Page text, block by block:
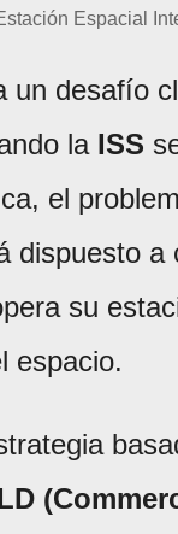
Espacial
un desafío
la ISS
el
dispuesto a
su
espacio.